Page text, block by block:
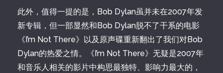
此外，值得一提的是，Bob Dylan虽并未在2007年发
新专辑，但一部显然和Bob Dylan脱不了干系的电影
《I’m Not There》以及原声碟重新翻出了我们对Bob
Dylan的热爱之情。《I’m Not There》无疑是2007年
和音乐人相关的影片中构思最独特、影响力最大的，